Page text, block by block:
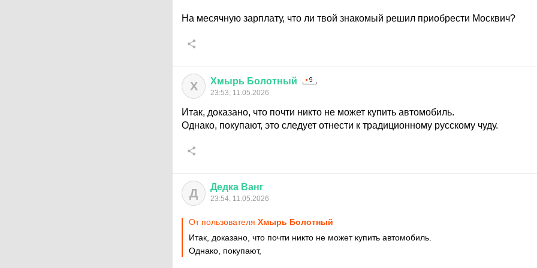
На месячную зарплату, что ли твой знакомый решил приобрести Москвич?
Х Хмырь Болотный
23:53, 11.05.2026
Итак, доказано, что почти никто не может купить автомобиль.
Однако, покупают, это следует отнести к традиционному русскому чуду.
Д Дедка Ванг
23:54, 11.05.2026
От пользователя Хмырь Болотный
Итак, доказано, что почти никто не может купить автомобиль.
Однако, покупают,